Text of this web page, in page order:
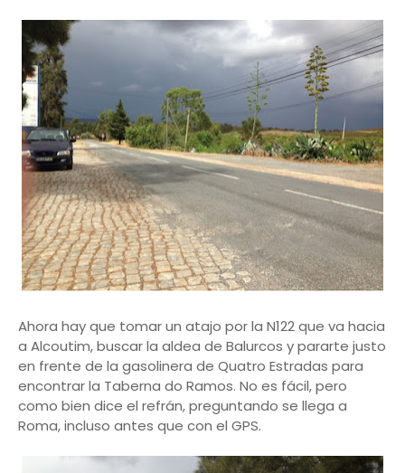
Ahora hay que tomar un atajo por la N122 que va hacia
a Alcoutim, buscar la aldea de Balurcos y pararte justo
en frente de la gasolinera de Quatro Estradas para
encontrar la Taberna do Ramos. No es fácil, pero
como bien dice el refrán, preguntando se llega a
Roma, incluso antes que con el GPS.